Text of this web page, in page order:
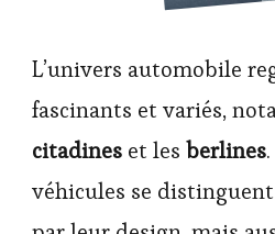
L’univers automobile
fascinants et variés,
citadines et les berlines
véhicules se